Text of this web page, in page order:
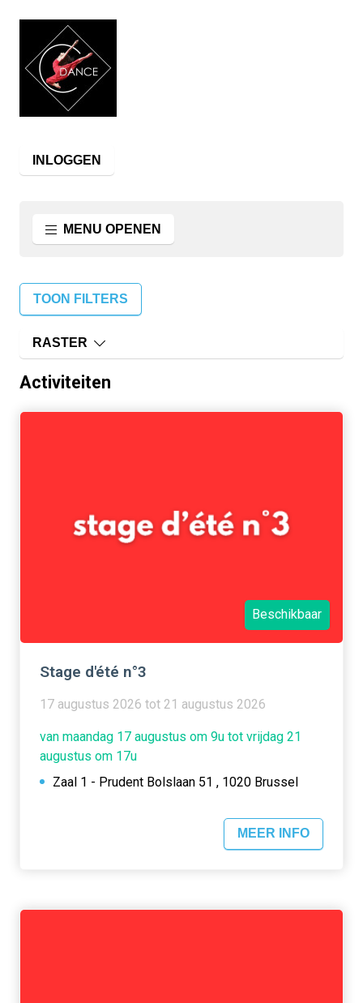
INLOGGEN
MENU OPENEN
TOON FILTERS
RASTER
Activiteiten
Beschikbaar
Stage d'été n°3
17 augustus 2026 tot 21 augustus 2026
van maandag 17 augustus om 9u tot vrijdag 21
augustus om 17u
Zaal 1 - Prudent Bolslaan 51 , 1020 Brussel
MEER INFO